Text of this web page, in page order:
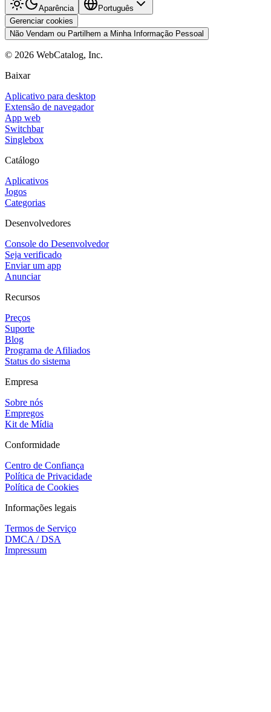
Aparência
Português
Gerenciar cookies
Não Vendam ou Partilhem a Minha Informação Pessoal
© 2026 WebCatalog, Inc.
Baixar
Aplicativo para desktop
Extensão de navegador
App web
Switchbar
Singlebox
Catálogo
Aplicativos
Jogos
Categorias
Desenvolvedores
Console do Desenvolvedor
Seja verificado
Enviar um app
Anunciar
Recursos
Preços
Suporte
Blog
Programa de Afiliados
Status do sistema
Empresa
Sobre nós
Empregos
Kit de Mídia
Conformidade
Centro de Confiança
Política de Privacidade
Política de Cookies
Informações legais
Termos de Serviço
DMCA / DSA
Impressum